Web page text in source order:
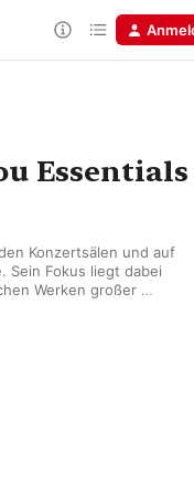
Essentials
Konzertsälen und auf
Sein Fokus liegt dabei
Werken großer
Classique-